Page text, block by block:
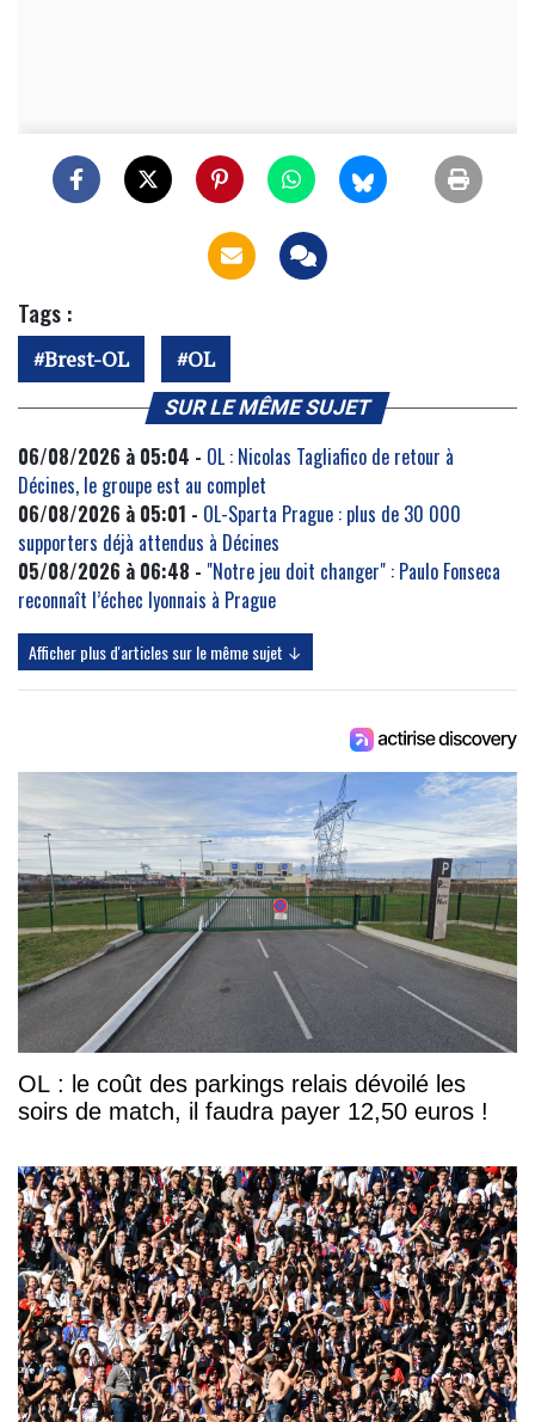
Tags :
Brest-OL OL
SUR LE MÊME SUJET
06/08/2026 à 05:04 - OL : Nicolas Tagliafico de retour à
Décines, le groupe est au complet
06/08/2026 à 05:01 - OL-Sparta Prague : plus de 30 000
supporters déjà attendus à Décines
05/08/2026 à 06:48 - "Notre jeu doit changer" : Paulo Fonseca
reconnaît l’échec lyonnais à Prague
Afficher plus d'articles sur le même sujet ↓
OL : le coût des parkings relais dévoilé les
soirs de match, il faudra payer 12,50 euros !